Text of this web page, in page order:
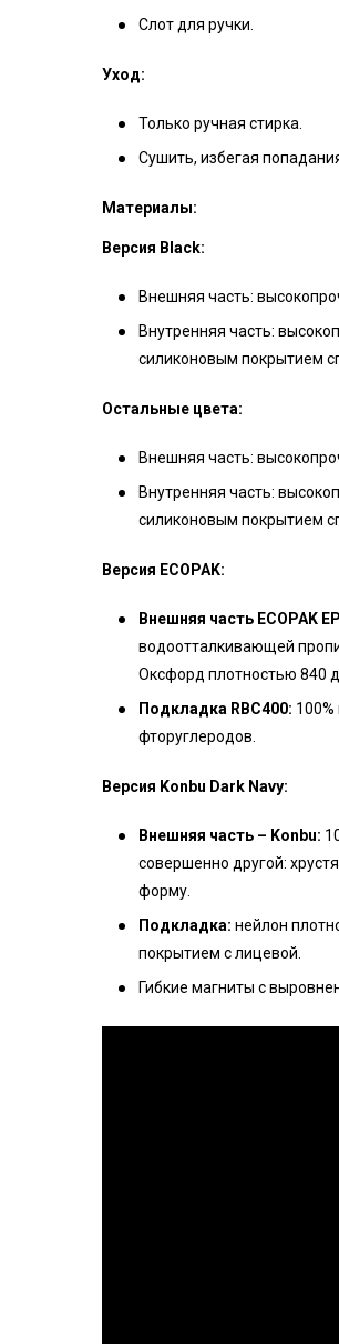
Слот для ручки.
Уход:
Только ручная стирка.
Сушить, избегая
Материалы:
Версия Black:
Внешняя часть:
Внутренняя часть:
силиконовым покрытием
Остальные цвета:
Внешняя часть:
Внутренняя часть:
силиконовым покрытием
Версия ECOPAK:
Внешняя часть ECOPAK
водоотталкивающей
Оксфорд плотностью 840
Подкладка RBC400:
фторуглеродов.
Версия Konbu Dark Navy:
Внешняя часть – Konbu:
совершенно другой:
форму.
Подкладка: нейлон
покрытием с лицевой.
Гибкие магниты с